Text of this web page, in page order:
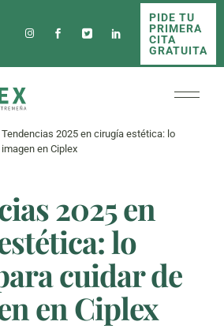
PIDE TU
PRIMERA
CITA
GRATUITA
Tendencias 2025 en cirugía estética: lo
en Ciplex
2025 en
lo
cuidar de
en Ciplex